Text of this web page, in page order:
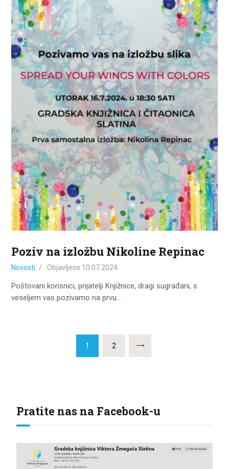
Poziv na izložbu Nikoline Repinac
Novosti Objavljeno 10.07.2024.
Poštovani korisnici, prijatelji Knjižnice, dragi sugrađani, s
veseljem vas pozivamo na prvu…
PAGE
1 PAGE
2
Pratite nas na Facebook-u